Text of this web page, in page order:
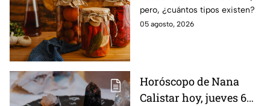
pero, ¿cuántos tipos existen?
05 agosto, 2026
Horóscopo de Nana
Calistar hoy, jueves 6